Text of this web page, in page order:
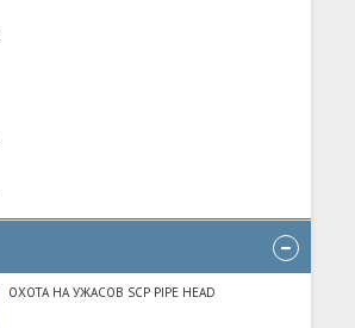
ОХОТА НА УЖАСОВ SCP PIPE HEAD